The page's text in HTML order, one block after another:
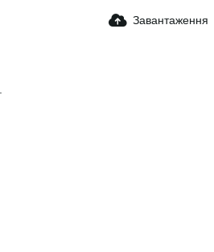
Завантаження